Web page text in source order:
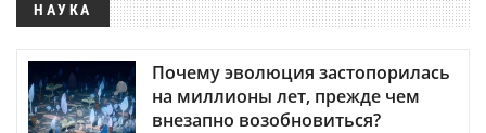
НАУКА
Почему эволюция застопорилась
на миллионы лет, прежде чем
внезапно возобновиться?